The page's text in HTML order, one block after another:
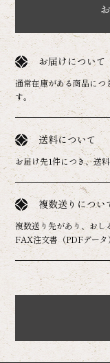
お届けについて
通常在庫がある商品につ
す。
送料について
お届け先1件につき、送
複数送りについ
複数送り先があり、お
FAX注文書（PDFデー